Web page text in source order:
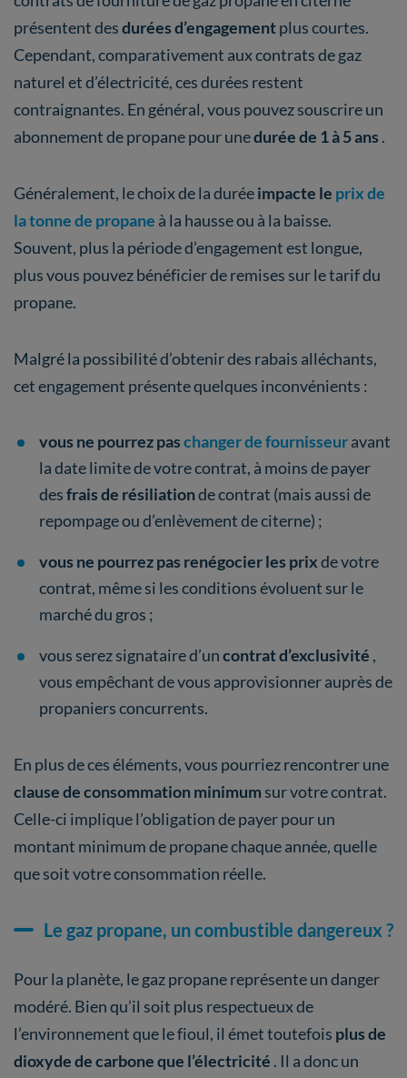
présentent desdurées d’engagementplus courtes.
Cependant, comparativement aux contrats de gaz
naturel et d’électricité, ces durées restent
contraignantes. En général, vous pouvez souscrire un
abonnement de propane pour unedurée de 1 à 5 ans .
Généralement, le choix de la duréeimpacte le prix de
la tonne de propane à la hausse ou à la baisse.
Souvent, plus la période d’engagement est longue,
plus vous pouvez bénéficier de remises sur le tarif du
propane.
Malgré la possibilité d’obtenir des rabais alléchants,
cet engagement présente quelques inconvénients :
vous ne pourrez paschanger de fournisseuravant
la date limite de votre contrat, à moins de payer
desfrais de résiliationde contrat (mais aussi de
repompage ou d’enlèvement de citerne) ;
vous ne pourrez pas renégocier les prixde votre
contrat, même si les conditions évoluent sur le
marché du gros ;
vous serez signataire d’uncontrat d’exclusivité ,
vous empêchant de vous approvisionner auprès de
propaniers concurrents.
En plus de ces éléments, vous pourriez rencontrer une
clause de consommation minimum sur votre contrat.
Celle-ci implique l’obligation de payer pour un
montant minimum de propane chaque année, quelle
que soit votre consommation réelle.
Le gaz propane, un combustible dangereux ?
Pour la planète, le gaz propane représente un danger
modéré. Bien qu’il soit plus respectueux de
l’environnement que le fioul, il émet toutefois plus de
dioxyde de carbone que l’électricité . Il a donc un